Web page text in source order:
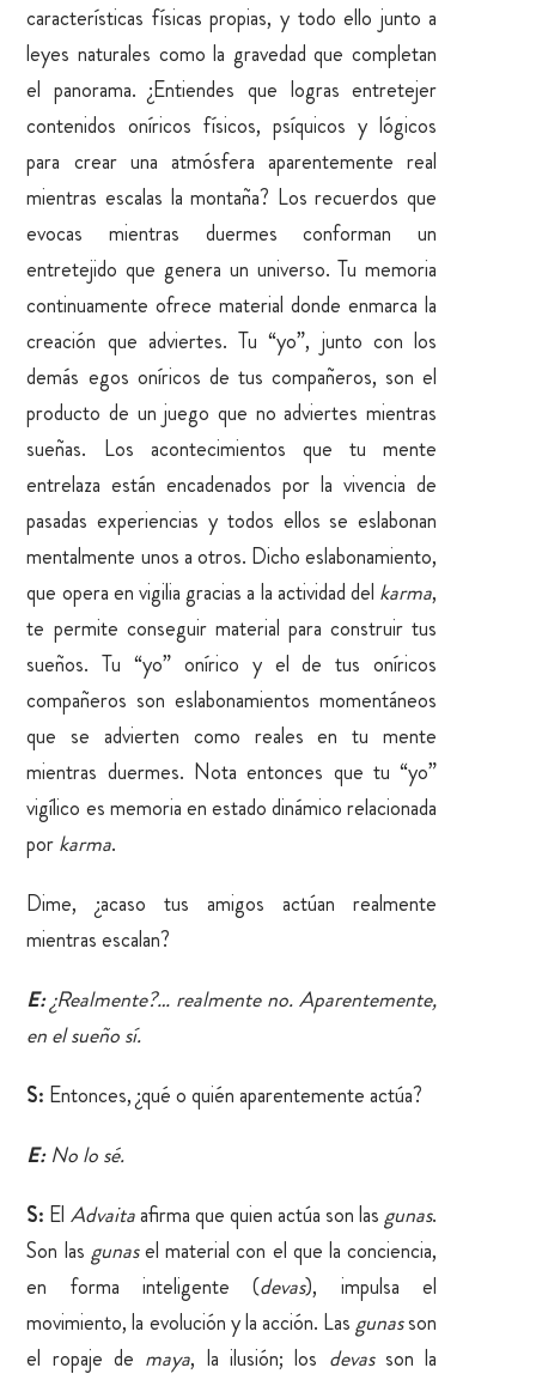
características físicas propias, y todo ello junto a
leyes naturales como la gravedad que completan
el panorama. ¿Entiendes que logras entretejer
contenidos oníricos físicos, psíquicos y lógicos
para crear una atmósfera aparentemente real
mientras escalas la montaña? Los recuerdos que
evocas mientras duermes conforman un
entretejido que genera un universo. Tu memoria
continuamente ofrece material donde enmarca la
creación que adviertes. Tu “yo”, junto con los
demás egos oníricos de tus compañeros, son el
producto de un juego que no adviertes mientras
sueñas. Los acontecimientos que tu mente
entrelaza están encadenados por la vivencia de
pasadas experiencias y todos ellos se eslabonan
mentalmente unos a otros. Dicho eslabonamiento,
que opera en vigilia gracias a la actividad del karma,
te permite conseguir material para construir tus
sueños. Tu “yo” onírico y el de tus oníricos
compañeros son eslabonamientos momentáneos
que se advierten como reales en tu mente
mientras duermes. Nota entonces que tu “yo”
vigílico es memoria en estado dinámico relacionada
porkarma.
Dime, ¿acaso tus amigos actúan realmente
mientras escalan?
E:¿Realmente?… realmente no. Aparentemente,
en el sueño sí.
S: Entonces, ¿qué o quién aparentemente actúa?
E:No lo sé.
S: El Advaitaafirma que quien actúa son lasgunas.
Son las gunasel material con el que la conciencia,
en forma inteligente (devas), impulsa el
movimiento, la evolución y la acción. Lasgunasson
el ropaje de maya, la ilusión; los devasson la